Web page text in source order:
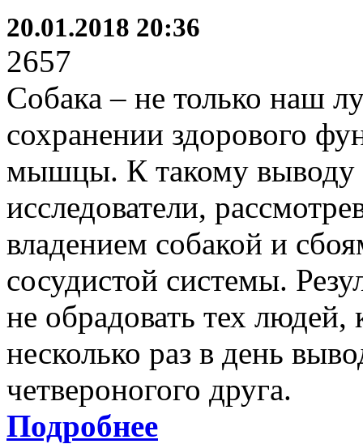
20.01.2018 20:36
2657
Собака – не только наш
сохранении здорового
мышцы. К такому выводу
исследователи,
владением собакой и
сосудистой системы.
не обрадовать тех
несколько раз в день
четвероногого друга.
Подробнее